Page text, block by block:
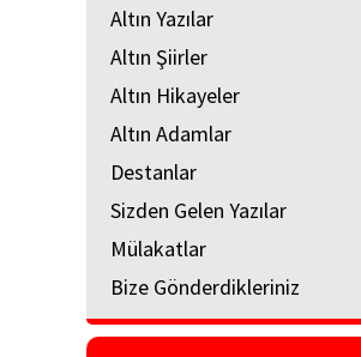
Altın Yazılar
Altın Şiirler
Altın Hikayeler
Altın Adamlar
Destanlar
Sizden Gelen Yazılar
Mülakatlar
Bize Gönderdikleriniz